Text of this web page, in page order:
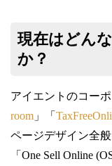
現在はどん
か？
アイエントのコー
room 」「
ページデザイン全
「One Sell Online